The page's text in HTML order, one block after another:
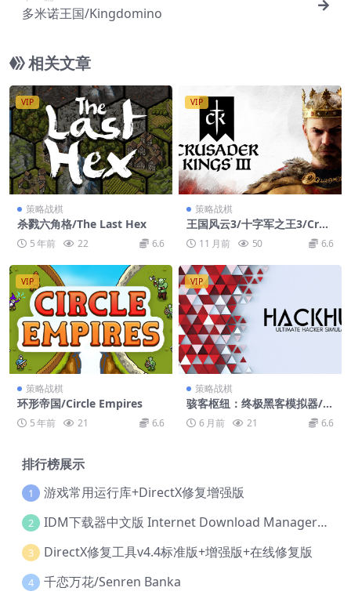
多米诺王国/Kingdomino
相关文章
VIP
策略战棋
杀戮六角格/The Last Hex
5 年前 22 6.6
VIP
策略战棋
王国风云3/十字军之王3/Crus
ader Kings III
11 月前 50 6.6
VIP
策略战棋
环形帝国/Circle Empires
5 年前 21 6.6
VIP
策略战棋
骇客枢纽：终极黑客模拟器/H
ackHub – Ultimate Hacker
Simulator
6 月前 21 6.6
排行榜展示
1 游戏常用运行库+DirectX修复增强版
2 IDM下载器中文版 Internet Download Manager v6.42.36 IDM
3 DirectX修复工具v4.4标准版+增强版+在线修复版
4 千恋万花/Senren Banka